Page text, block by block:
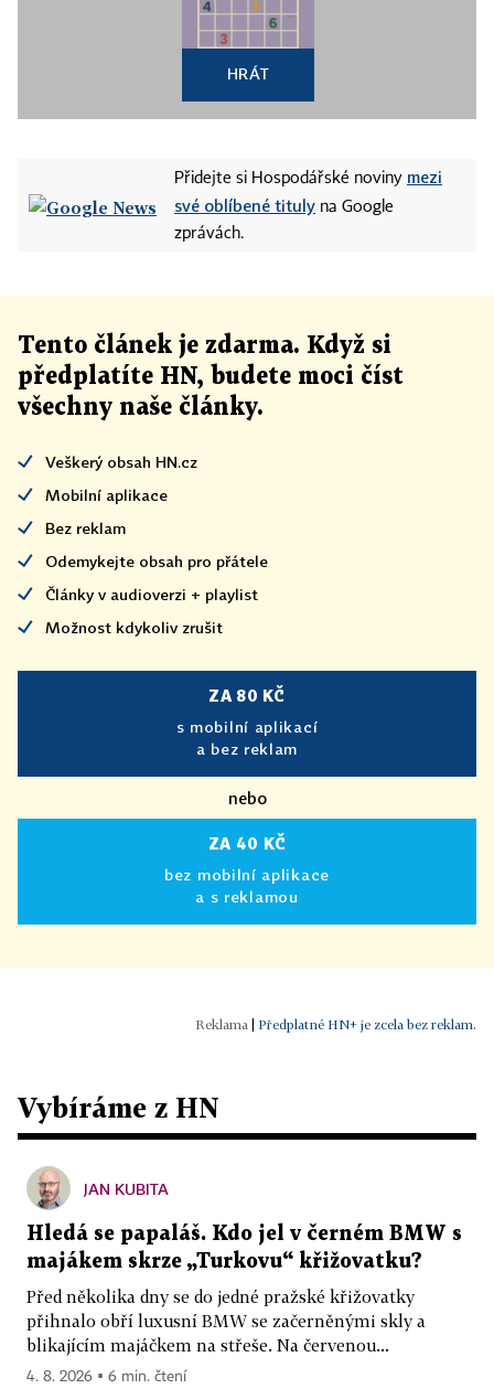
HRÁT
Přidejte si Hospodářské noviny mezi
své oblíbené tituly na Google
zprávách.
Tento článek je zdarma. Když si
předplatíte HN, budete moci číst
všechny naše články.
Veškerý obsah HN.cz
Mobilní aplikace
Bez reklam
Odemykejte obsah pro přátele
Články v audioverzi + playlist
Možnost kdykoliv zrušit
ZA 80 KČ
s mobilní aplikací
a bez reklam
nebo
ZA 40 KČ
bez mobilní aplikace
a s reklamou
Předplatné HN+ je zcela bez reklam.
Vybíráme z HN
JAN KUBITA
Hledá se papaláš. Kdo jel v černém BMW s
majákem skrze „Turkovu“ křižovatku?
Před několika dny se do jedné pražské křižovatky
přihnalo obří luxusní BMW se začerněnými skly a
blikajícím majáčkem na střeše. Na červenou...
4. 8. 2026 ▪ 6 min. čtení